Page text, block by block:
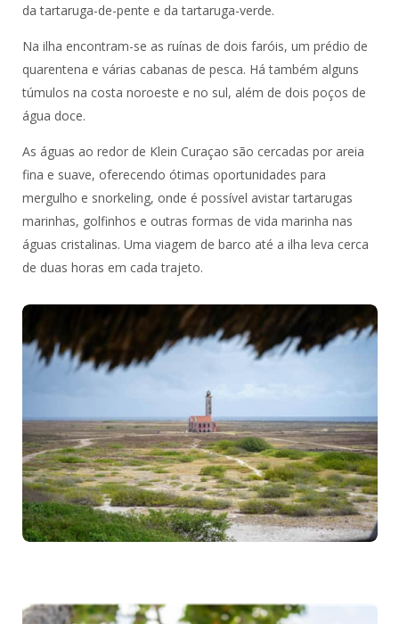
da tartaruga-de-pente e da tartaruga-verde.
Na ilha encontram-se as ruínas de dois faróis, um prédio de
quarentena e várias cabanas de pesca. Há também alguns
túmulos na costa noroeste e no sul, além de dois poços de
água doce.
As águas ao redor de Klein Curaçao são cercadas por areia
fina e suave, oferecendo ótimas oportunidades para
mergulho e snorkeling, onde é possível avistar tartarugas
marinhas, golfinhos e outras formas de vida marinha nas
águas cristalinas. Uma viagem de barco até a ilha leva cerca
de duas horas em cada trajeto.